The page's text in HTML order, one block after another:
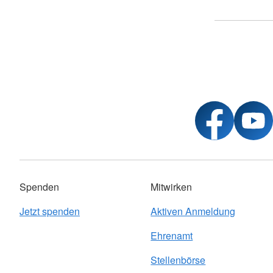
Spenden
Jetzt spenden
Mitwirken
Aktiven Anmeldung
Ehrenamt
Stellenbörse